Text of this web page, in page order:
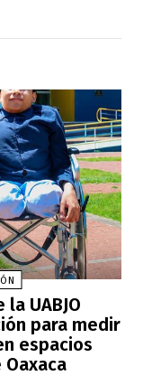
UABJO
para medir
espacios